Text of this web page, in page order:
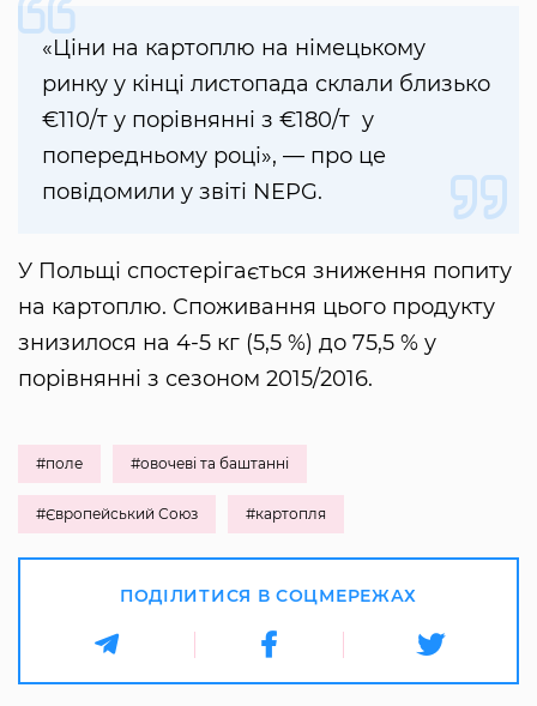
«Ціни на картоплю на німецькому
ринку у кінці листопада склали близько
€110/т у порівнянні з €180/т у
попередньому році», — про це
повідомили у звіті NEPG.
У Польщі спостерігається зниження попиту
на картоплю. Споживання цього продукту
знизилося на 4-5 кг (5,5 %) до 75,5 % у
порівнянні з сезоном 2015/2016.
#поле #овочеві та баштанні
#Європейський Союз #картопля
ПОДІЛИТИСЯ В СОЦМЕРЕЖАХ